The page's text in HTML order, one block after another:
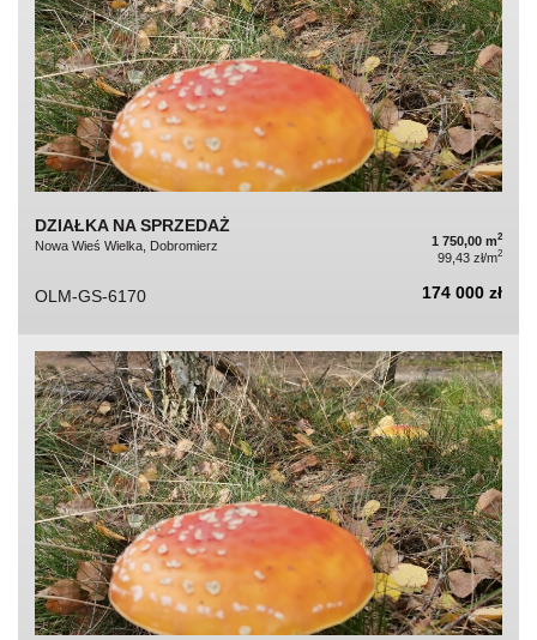
DZIAŁKA NA SPRZEDAŻ
Nowa Wieś Wielka, Dobromierz 1 750,00 m2
99,43 zł/m2
OLM-GS-6170 174 000 zł